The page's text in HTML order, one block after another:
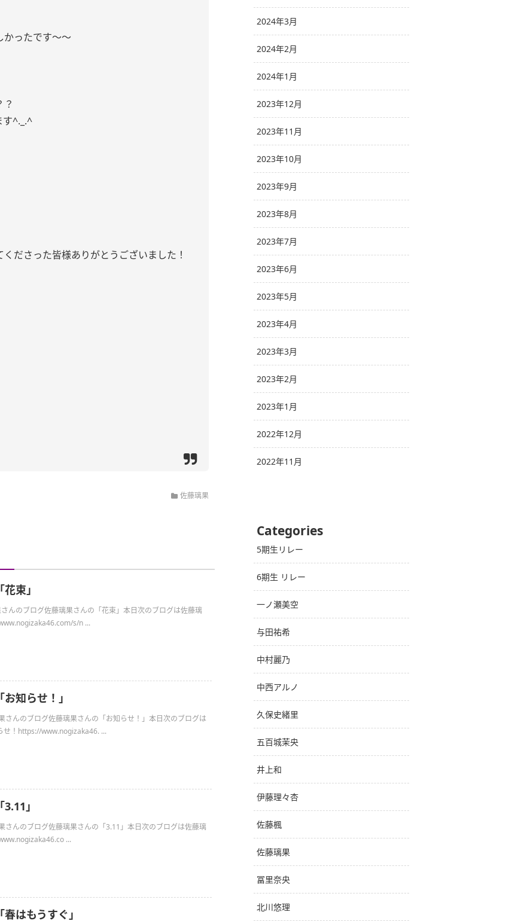
かったです〜〜
す^._.^
ださった皆様ありがとうございました！
佐藤璃果
束」
んのブログ佐藤璃果さんの「花束」本日次のブログは佐藤璃
s/n ...
知らせ！」
さんのブログ佐藤璃果さんの「お知らせ！」本日次のブログは
せ！https://www.nogizaka46. ...
」
さんのブログ佐藤璃果さんの「3.11」本日次のブログは佐藤璃
...
はもうすぐ」
2024年3月
2024年2月
2024年1月
2023年12月
2023年11月
2023年10月
2023年9月
2023年8月
2023年7月
2023年6月
2023年5月
2023年4月
2023年3月
2023年2月
2023年1月
2022年12月
2022年11月
Categories
5期生リレー
6期生 リレー
一ノ瀬美空
与田祐希
中村麗乃
中西アルノ
久保史緒里
五百城茉央
井上和
伊藤理々杏
佐藤楓
佐藤璃果
冨里奈央
北川悠理